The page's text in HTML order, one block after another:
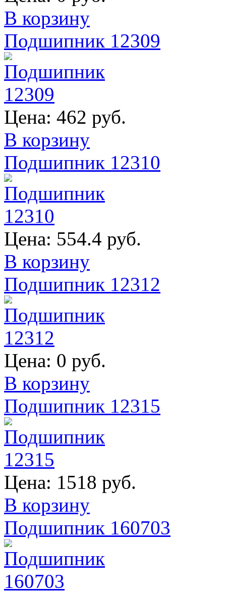
В корзину
Подшипник 12309
Цена: 462 руб.
В корзину
Подшипник 12310
Цена: 554.4 руб.
В корзину
Подшипник 12312
Цена: 0 руб.
В корзину
Подшипник 12315
Цена: 1518 руб.
В корзину
Подшипник 160703